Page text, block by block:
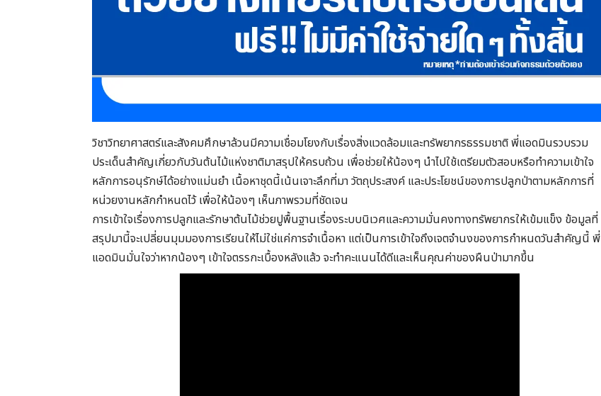
วิชาวิทยาศาสตร์และสังคมศึกษาล้วนมีความเชื่อมโยงกับเรื่องสิ่งแวดล้อมและทรัพยากรธรรมชาติ พี่แอดมินรวบรวม
ประเด็นสำคัญเกี่ยวกับวันต้นไม้แห่งชาติมาสรุปให้ครบถ้วน เพื่อช่วยให้น้องๆ นำไปใช้เตรียมตัวสอบหรือทำความเข้าใจ
หลักการอนุรักษ์ได้อย่างแม่นยำ เนื้อหาชุดนี้เน้นเจาะลึกที่มา วัตถุประสงค์ และประโยชน์ของการปลูกป่าตามหลักการที่
หน่วยงานหลักกำหนดไว้ เพื่อให้น้องๆ เห็นภาพรวมที่ชัดเจน
การเข้าใจเรื่องการปลูกและรักษาต้นไม้ช่วยปูพื้นฐานเรื่องระบบนิเวศและความมั่นคงทางทรัพยากรให้เข้มแข็ง ข้อมูลที่
สรุปมานี้จะเปลี่ยนมุมมองการเรียนให้ไม่ใช่แค่การจำเนื้อหา แต่เป็นการเข้าใจถึงเจตจำนงของการกำหนดวันสำคัญนี้ พี่
แอดมินมั่นใจว่าหากน้องๆ เข้าใจตรรกะเบื้องหลังแล้ว จะทำคะแนนได้ดีและเห็นคุณค่าของผืนป่ามากขึ้น